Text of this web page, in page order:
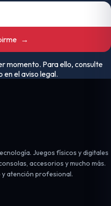
→
momento. Para ello, consulte
el aviso legal.
Juegos físicos y digitales
accesorios y mucho más.
y atención profesional.